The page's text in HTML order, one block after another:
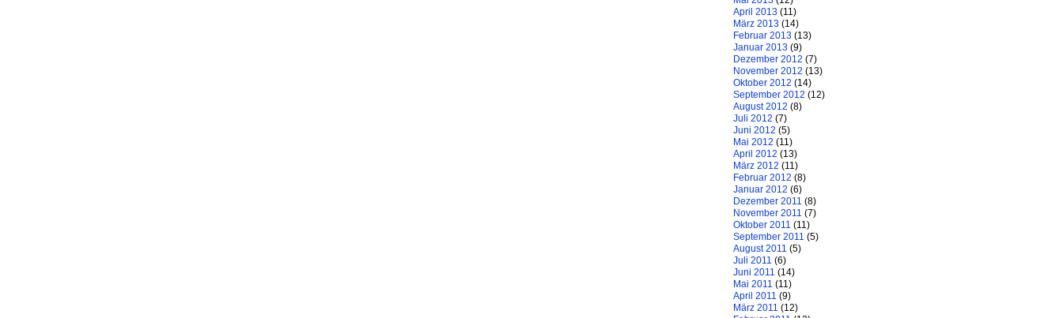
April 2013 (11)
März 2013 (14)
Februar 2013 (13)
Januar 2013 (9)
Dezember 2012 (7)
November 2012 (13)
Oktober 2012 (14)
September 2012 (12)
August 2012 (8)
Juli 2012 (7)
Juni 2012 (5)
Mai 2012 (11)
April 2012 (13)
März 2012 (11)
Februar 2012 (8)
Januar 2012 (6)
Dezember 2011 (8)
November 2011 (7)
Oktober 2011 (11)
September 2011 (5)
August 2011 (5)
Juli 2011 (6)
Juni 2011 (14)
Mai 2011 (11)
April 2011 (9)
März 2011 (12)